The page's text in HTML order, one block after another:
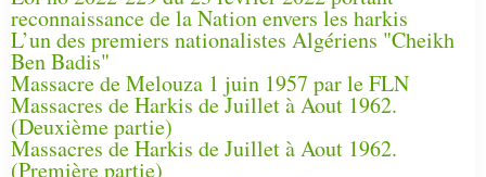
reconnaissance de la Nation envers les harkis
L’un des premiers nationalistes Algériens "Cheikh
Ben Badis"
Massacre de Melouza 1 juin 1957 par le FLN
Massacres de Harkis de Juillet à Aout 1962.
(Deuxième partie)
Massacres de Harkis de Juillet à Aout 1962.
(Première partie)